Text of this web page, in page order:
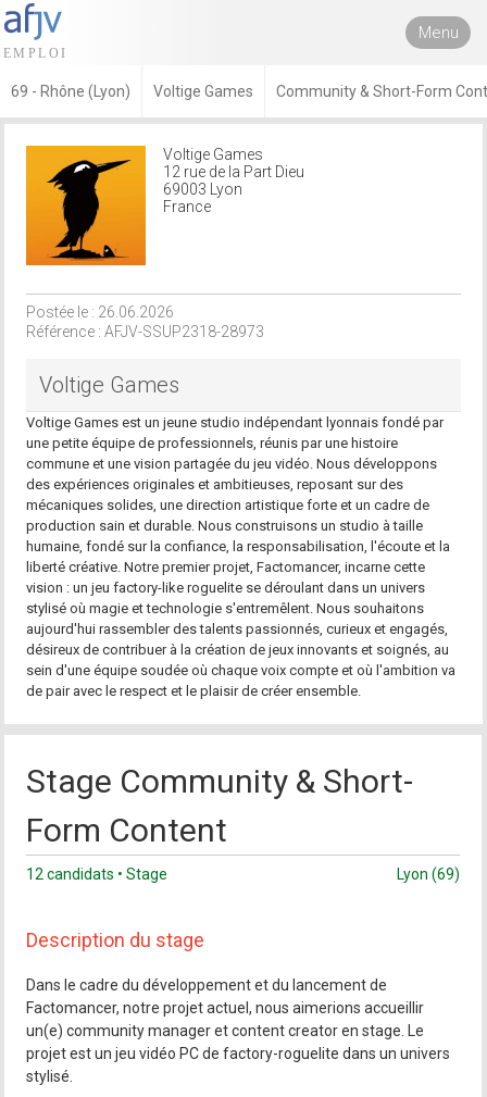
Menu
69 - Rhône (Lyon) Voltige Games Community & Short-Form
Voltige Games
12 rue de la Part Dieu
69003 Lyon
France
Postée le : 26.06.2026
Référence : AFJV-SSUP2318-28973
Voltige Games
Voltige Games est un jeune studio indépendant lyonnais fondé par
une petite équipe de professionnels, réunis par une histoire
commune et une vision partagée du jeu vidéo. Nous développons
des expériences originales et ambitieuses, reposant sur des
mécaniques solides, une direction artistique forte et un cadre de
production sain et durable. Nous construisons un studio à taille
humaine, fondé sur la confiance, la responsabilisation, l'écoute et la
liberté créative. Notre premier projet, Factomancer, incarne cette
vision : un jeu factory-like roguelite se déroulant dans un univers
stylisé où magie et technologie s'entremêlent. Nous souhaitons
aujourd'hui rassembler des talents passionnés, curieux et engagés,
désireux de contribuer à la création de jeux innovants et soignés, au
sein d'une équipe soudée où chaque voix compte et où l'ambition va
de pair avec le respect et le plaisir de créer ensemble.
Stage Community & Short-
Form Content
12 candidats • Stage Lyon (69)
Description du stage
Dans le cadre du développement et du lancement de
Factomancer, notre projet actuel, nous aimerions accueillir
un(e) community manager et content creator en stage. Le
projet est un jeu vidéo PC de factory-roguelite dans un univers
stylisé.